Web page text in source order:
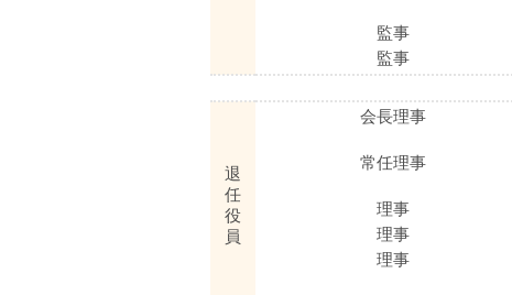
監事
監事
退
任
役
員
会長理事
常任理事
理事
理事
理事